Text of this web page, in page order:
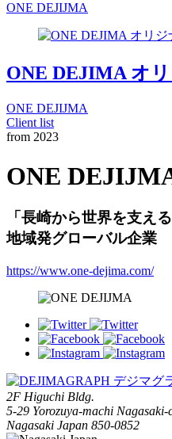
ONE DEJIJMA
ONE DEJIMA オ
ONE DEJIJMA
Client list
from 2023
ONE
「長崎から世界を支える
地域発グローバル企業
https://www.one-dejima.com/
2F Higuchi Bldg.
5-29 Yorozuya-machi Nagasaki-
Nagasaki Japan 850-0852